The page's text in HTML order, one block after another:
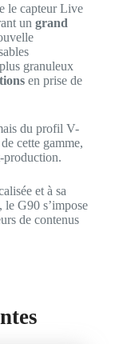
le capteur Live
un grand
granuleux
en prise de
du profil V-
cette gamme,
et à sa
G90 s’impose
de contenus